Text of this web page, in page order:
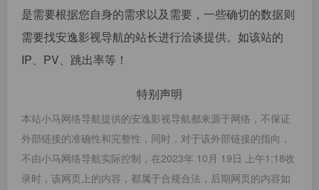
是需要根据您自身的需求以及需要，一些确切的数据则
需要找安逸影视导航的站长进行洽谈提供。如该站的
IP、PV、跳出率等！
特别声明
本站小马网络导航提供的安逸影视导航都来源于网络，不保证
外部链接的准确性和完整性，同时，对于该外部链接的指向，
不由小马网络导航实际控制，在2023年 10月 19日 上午1:18收
录时，该网页上的内容，都属于合规合法，后期网页的内容如